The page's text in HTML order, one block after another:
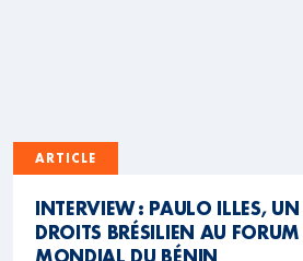
ARTICLE
INTERVIEW : PAULO ILLES, UN
DROITS BRÉSILIEN AU
MONDIAL DU BÉNIN